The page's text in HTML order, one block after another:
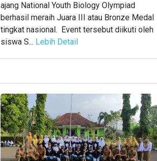
ajang National Youth Biology Olympiad
berhasil meraih Juara III atau Bronze Medal
tingkat nasional. Event tersebut diikuti oleh
siswa S... Lebih Detail